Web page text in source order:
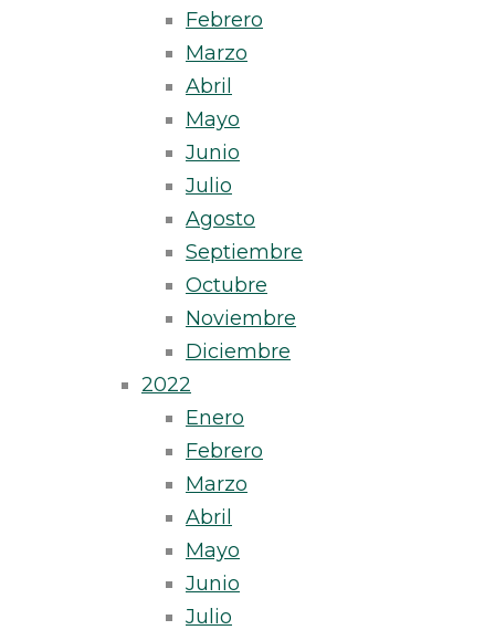
Febrero
Marzo
Abril
Mayo
Junio
Julio
Agosto
Septiembre
Octubre
Noviembre
Diciembre
2022
Enero
Febrero
Marzo
Abril
Mayo
Junio
Julio